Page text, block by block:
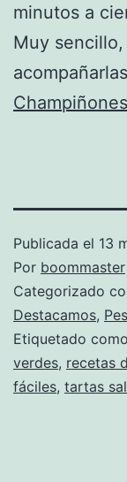
minutos a
Muy
Publicada el 13
Por boommaster
Categorizado
Destacamos,
Etiquetado como
verdes, recetas
fáciles, tartas